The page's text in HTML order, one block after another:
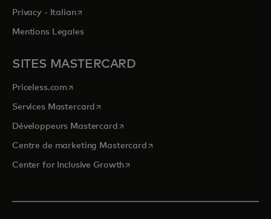
Privacy - Italians’ouvre dans un nouvel onglet
Mentions Legales
SITES MASTERCARD
Priceless.com s’ouvre dans un nouvel onglet
Services Mastercard s’ouvre dans un nouvel onglet
Développeurs Mastercards’ouvre dans un nouvel onglet
Centre de marketing Mastercards’ouvre dans un nouvel onglet
Center for Inclusive Growths’ouvre dans un nouvel onglet